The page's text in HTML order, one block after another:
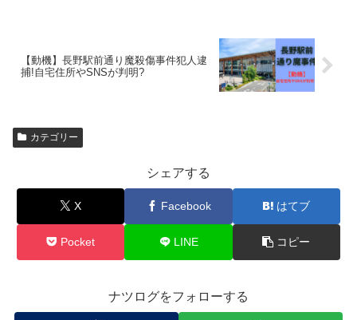
【動機】長野駅前通り魔殺傷事件犯人逮
捕!自宅住所やSNSが判明?
カテゴリー
シェアする
X Facebook はてブ
Pocket LINE コピー
ナツログをフォローする